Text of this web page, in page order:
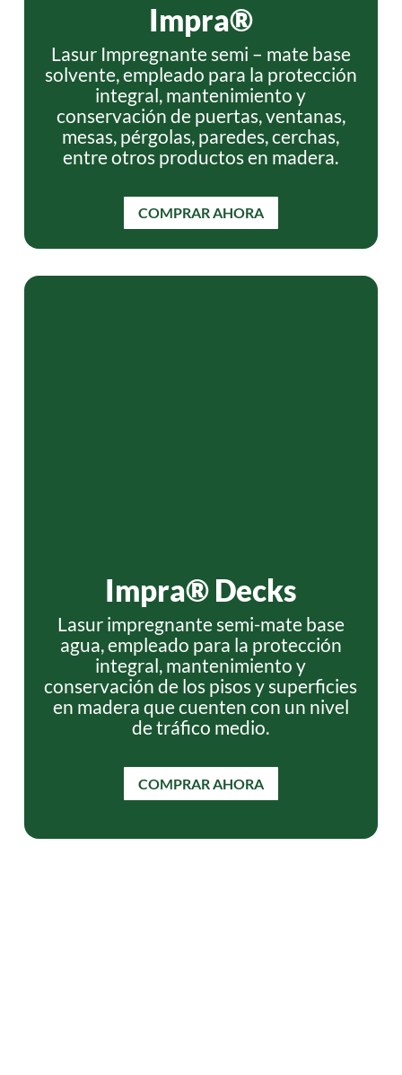
Impra®
Lasur Impregnante semi – mate base
solvente, empleado para la protección
integral, mantenimiento y
conservación de puertas, ventanas,
mesas, pérgolas, paredes, cerchas,
entre otros productos en madera.
COMPRAR AHORA
Impra® Decks
Lasur impregnante semi-mate base
agua, empleado para la protección
integral, mantenimiento y
conservación de los pisos y superficies
en madera que cuenten con un nivel
de tráfico medio.
COMPRAR AHORA